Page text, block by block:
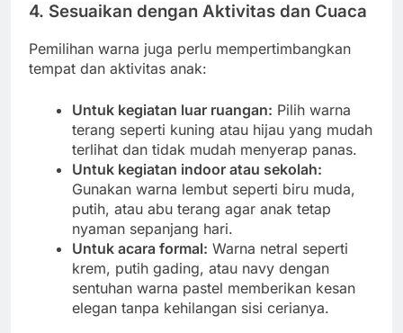
4. Sesuaikan dengan Aktivitas dan Cuaca
Pemilihan warna juga perlu mempertimbangkan
tempat dan aktivitas anak:
Untuk kegiatan luar ruangan: Pilih warna
terang seperti kuning atau hijau yang mudah
terlihat dan tidak mudah menyerap panas.
Untuk kegiatan indoor atau sekolah:
Gunakan warna lembut seperti biru muda,
putih, atau abu terang agar anak tetap
nyaman sepanjang hari.
Untuk acara formal: Warna netral seperti
krem, putih gading, atau navy dengan
sentuhan warna pastel memberikan kesan
elegan tanpa kehilangan sisi cerianya.